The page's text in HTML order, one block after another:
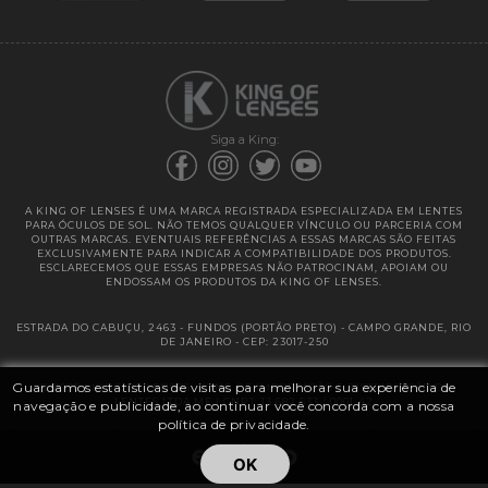
Guardamos estatísticas de visitas para melhorar sua experiência de
navegação e publicidade, ao continuar você concorda com a nossa
política de privacidade.
OK
Siga a King:
A KING OF LENSES É UMA MARCA REGISTRADA ESPECIALIZADA EM LENTES
PARA ÓCULOS DE SOL. NÃO TEMOS QUALQUER VÍNCULO OU PARCERIA COM
OUTRAS MARCAS. EVENTUAIS REFERÊNCIAS A ESSAS MARCAS SÃO FEITAS
EXCLUSIVAMENTE PARA INDICAR A COMPATIBILIDADE DOS PRODUTOS.
ESCLARECEMOS QUE ESSAS EMPRESAS NÃO PATROCINAM, APOIAM OU
ENDOSSAM OS PRODUTOS DA KING OF LENSES.
ESTRADA DO CABUÇU, 2463 - FUNDOS (PORTÃO PRETO) - CAMPO GRANDE, RIO
DE JANEIRO - CEP: 23017-250
@ 2025 | KING OF LENSES - KING OF IMPORTAÇÃO E DISTRIBUIÇÃO DE
LENTES LTDA ME | CNPJ: 13.682.533 / 0001-42